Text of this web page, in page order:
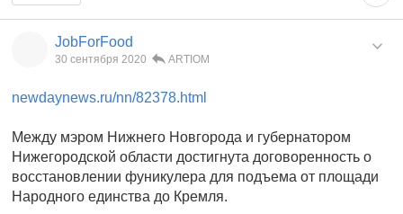
JobForFood
30 сентября 2020 ARTIOM
newdaynews.ru/nn/82378.html
Между мэром Нижнего Новгорода и губернатором
Нижегородской области достигнута договоренность о
восстановлении фуникулера для подъема от площади
Народного единства до Кремля.